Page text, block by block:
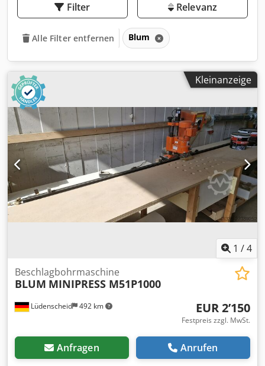
Filter Relevanz
Alle Filter entfernen Blum
Kleinanzeige
1 /4
Lüdenscheid 492 km
Beschlagbohrmaschine
BLUM MINIPRESS M51P1000
EUR 2’150
Festpreis zzgl. MwSt.
Anfragen Anrufen